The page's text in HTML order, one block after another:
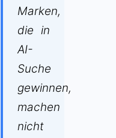
Marken,
die in
AI-
Suche
gewinnen,
machen
nicht